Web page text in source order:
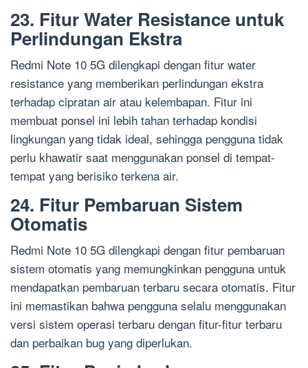
23. Fitur Water Resistance untuk
Perlindungan Ekstra
Redmi Note 10 5G dilengkapi dengan fitur water
resistance yang memberikan perlindungan ekstra
terhadap cipratan air atau kelembapan. Fitur ini
membuat ponsel ini lebih tahan terhadap kondisi
lingkungan yang tidak ideal, sehingga pengguna tidak
perlu khawatir saat menggunakan ponsel di tempat-
tempat yang berisiko terkena air.
24. Fitur Pembaruan Sistem
Otomatis
Redmi Note 10 5G dilengkapi dengan fitur pembaruan
sistem otomatis yang memungkinkan pengguna untuk
mendapatkan pembaruan terbaru secara otomatis. Fitur
ini memastikan bahwa pengguna selalu menggunakan
versi sistem operasi terbaru dengan fitur-fitur terbaru
dan perbaikan bug yang diperlukan.